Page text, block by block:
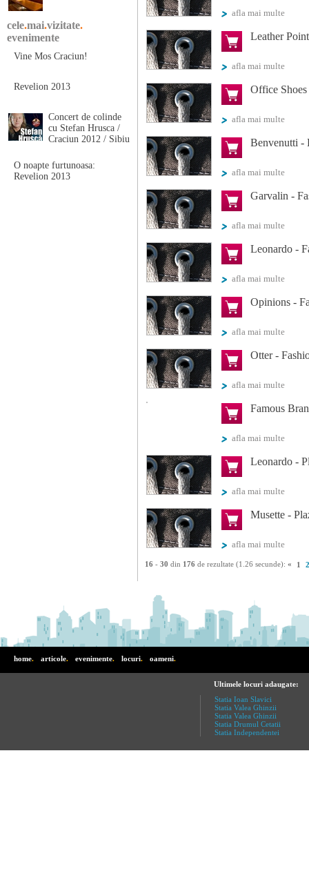
cele.mai.vizitate.
evenimente
Vine Mos Craciun!
Revelion 2013
Concert de colinde
cu Stefan Hrusca /
Craciun 2012 / Sibiu
O noapte furtunoasa:
Revelion 2013
afla mai multe
Leather
afla mai multe
Office
afla mai multe
Benvenutti -
afla mai multe
Garvalin -
afla mai multe
Leonardo -
afla mai multe
Opinions -
afla mai multe
Otter -
afla mai multe
Famous
afla mai multe
Leonardo -
afla mai multe
Musette -
afla mai multe
16 - 30 din 176 de rezultate (1.26 secunde): « 1 2
home. articole. evenimente. locuri. oameni.
Ultimele locuri adaugate:
Statia Ioan Slavici
Statia Valea Ghinzii
Statia Valea Ghinzii
Statia Drumul Cetatii
Statia Independentei